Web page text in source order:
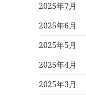
2025年7月
2025年6月
2025年5月
2025年4月
2025年3月